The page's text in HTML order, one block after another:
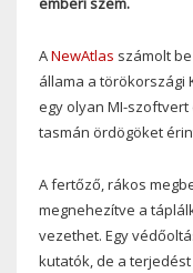
ANewAtlas számolt
állama a törökországi
egy olyan MI-
tasmán ördögöket
A fertőző, rákos
megnehezítve a
vezethet. Egy
kutatók, de a